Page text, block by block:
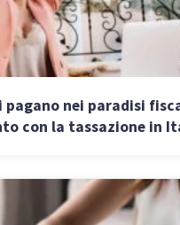
pagano nei paradisi
con la tassazione in